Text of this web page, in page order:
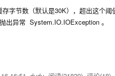
字节数（默认是30K），超出这个阈
出异常 System.IO.IOException 。